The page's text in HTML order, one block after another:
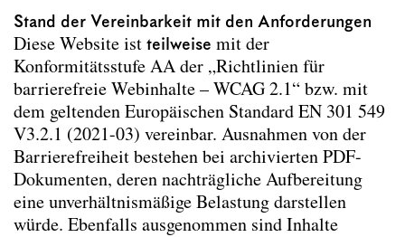
Stand der Vereinbarkeit mit den Anforderungen
Diese Website ist teilweise mit der
Konformitätsstufe AA der „Richtlinien für
barrierefreie Webinhalte – WCAG 2.1“ bzw. mit
dem geltenden Europäischen Standard EN 301 549
V3.2.1 (2021-03) vereinbar. Ausnahmen von der
Barrierefreiheit bestehen bei archivierten PDF-
Dokumenten, deren nachträgliche Aufbereitung
eine unverhältnismäßige Belastung darstellen
würde. Ebenfalls ausgenommen sind Inhalte
Websites wurden sorgfältig ausgewählt. Der
Forschungsbereich für Landschaftsarchitektur und
Landschaftsplanung hat auf deren Inhalt keinen
Einfluss und übernimmt dafür keine
Verantwortung.
Grafische Gestaltung:Beton
Programmierung:Florian C. Wachmann
Datenschutzerklärung:Informationen zum
Datenschutz